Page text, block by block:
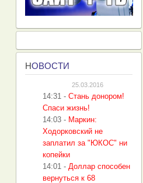
НОВОСТИ
25.03.2016
14:31 - Стань донором!
Спаси жизнь!
14:03 - Маркин:
Ходорковский не
заплатил за "ЮКОС" ни
копейки
14:01 - Доллар способен
вернуться к 68